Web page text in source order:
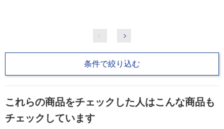
条件で絞り込む
これらの商品をチェックした人はこんな商品も
チェックしています